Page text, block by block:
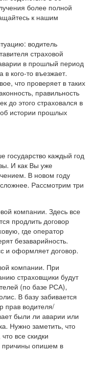
более полной
к нашим
водитель
страховой
в прошлый период
кого-то въезжает.
что проверяет в таких
правильность
до этого страховался в
истории прошлых
каждый год
И как Вы уже
В новом году
Рассмотрим три
компании. Здесь все
продлить договор
где оператор
безаварийность.
и оформляет договор.
компании. При
страховщики будут
(по базе РСА),
В базу забивается
прав водителя/
были ли аварии или
Нужно заметить, что
все скидки
причины опишем в